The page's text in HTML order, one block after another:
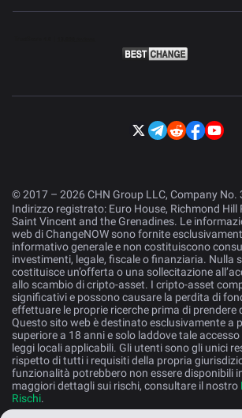
© 2017 – 2026 CHN Group LLC, Company No.
Indirizzo registrato: Euro House, Richmond Hill
Saint Vincent and the Grenadines. Le
web di ChangeNOW sono fornite
informativo generale e non costituiscono
investimenti, legale, fiscale o finanziaria. Nulla
costituisce un’offerta o una sollecitazione
allo scambio di cripto-asset. I cripto-asset
significativi e possono causare la perdita di
effettuare le proprie ricerche prima di prendere
Questo sito web è destinato esclusivamente a
superiore a 18 anni e solo laddove tale
leggi locali applicabili. Gli utenti sono gli unici
rispetto di tutti i requisiti della propria
funzionalità potrebbero non essere disponibili
maggiori dettagli sui rischi, consultare il nostro
Rischi.